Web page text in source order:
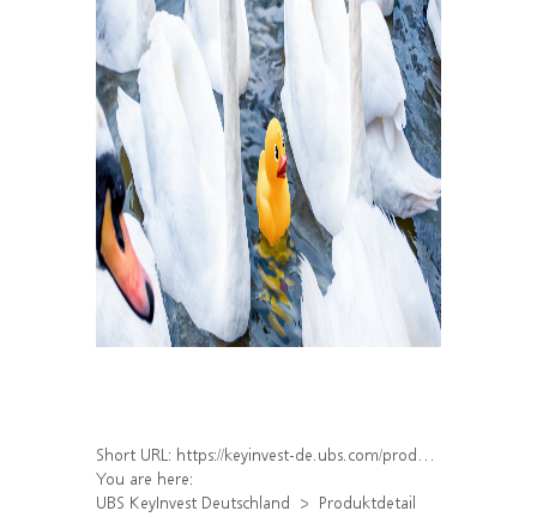
Short URL: https://keyinvest-de.ubs.com/produkt/detail/index/isin/DE000WA9M2V7
You are here:
UBS KeyInvest Deutschland
Produktdetail